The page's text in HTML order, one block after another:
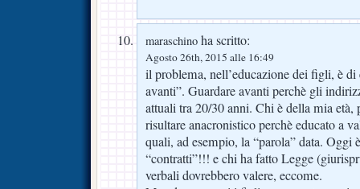
maraschino ha scritto:
Agosto 26th, 2015 alle 16:49
il problema, nell’educazione dei figli, è di
avanti”. Guardare avanti perchè gli
attuali tra 20/30 anni. Chi è della mia età,
risultare anacronistico perchè educato a
quali, ad esempio, la “parola” data. Oggi
“contratti”!!! e chi ha fatto Legge
verbali dovrebbero valere, eccome.